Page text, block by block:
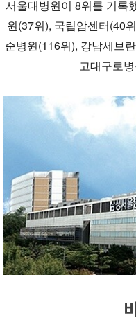
서울대병원이 8위를 기록
원(37위), 국립암센터(40
순병원(116위), 강남세브
고대구로